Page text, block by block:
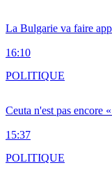
La Bulgarie va faire
16:10
Ceuta n'est pas encore
15:37
POLITIQUE
POLITIQUE